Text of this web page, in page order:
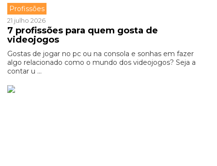
Profissões
21 julho 2026
7 profissões para quem gosta de
videojogos
Gostas de jogar no pc ou na consola e sonhas em fazer
algo relacionado como o mundo dos videojogos? Seja a
contar u ...